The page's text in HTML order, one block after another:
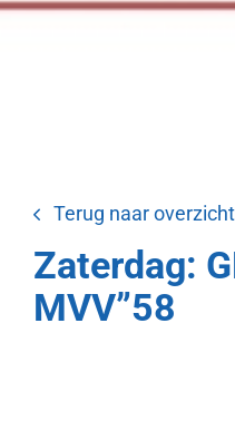
Terug naar overzicht
Zaterdag:
MVV”58